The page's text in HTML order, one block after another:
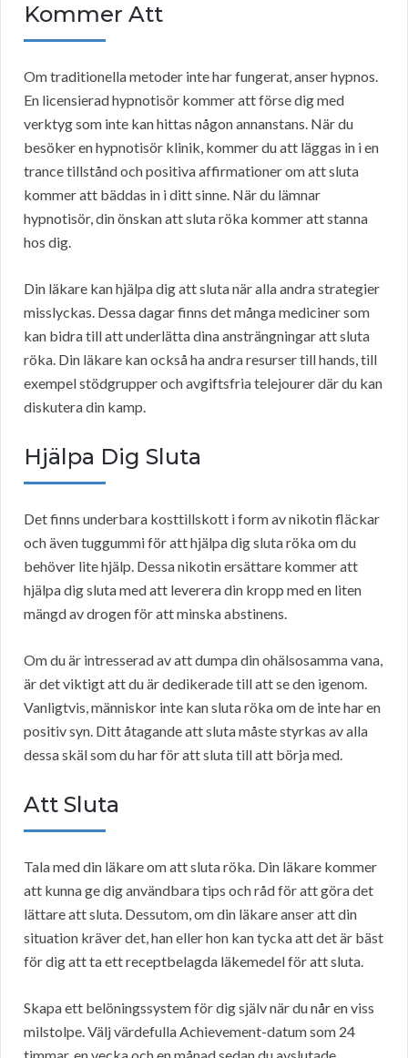
Kommer Att
Om traditionella metoder inte har fungerat, anser hypnos.
En licensierad hypnotisör kommer att förse dig med
verktyg som inte kan hittas någon annanstans. När du
besöker en hypnotisör klinik, kommer du att läggas in i en
trance tillstånd och positiva affirmationer om att sluta
kommer att bäddas in i ditt sinne. När du lämnar
hypnotisör, din önskan att sluta röka kommer att stanna
hos dig.
Din läkare kan hjälpa dig att sluta när alla andra strategier
misslyckas. Dessa dagar finns det många mediciner som
kan bidra till att underlätta dina ansträngningar att sluta
röka. Din läkare kan också ha andra resurser till hands, till
exempel stödgrupper och avgiftsfria telejourer där du kan
diskutera din kamp.
Hjälpa Dig Sluta
Det finns underbara kosttillskott i form av nikotin fläckar
och även tuggummi för att hjälpa dig sluta röka om du
behöver lite hjälp. Dessa nikotin ersättare kommer att
hjälpa dig sluta med att leverera din kropp med en liten
mängd av drogen för att minska abstinens.
Om du är intresserad av att dumpa din ohälsosamma vana,
är det viktigt att du är dedikerade till att se den igenom.
Vanligtvis, människor inte kan sluta röka om de inte har en
positiv syn. Ditt åtagande att sluta måste styrkas av alla
dessa skäl som du har för att sluta till att börja med.
Att Sluta
Tala med din läkare om att sluta röka. Din läkare kommer
att kunna ge dig användbara tips och råd för att göra det
lättare att sluta. Dessutom, om din läkare anser att din
situation kräver det, han eller hon kan tycka att det är bäst
för dig att ta ett receptbelagda läkemedel för att sluta.
Skapa ett belöningssystem för dig själv när du når en viss
milstolpe. Välj värdefulla Achievement-datum som 24